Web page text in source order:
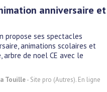
anniversaire et
propose ses spectacles
animations scolaires et
arbre de noel CE avec le
Touille- Site pro (Autres). En ligne